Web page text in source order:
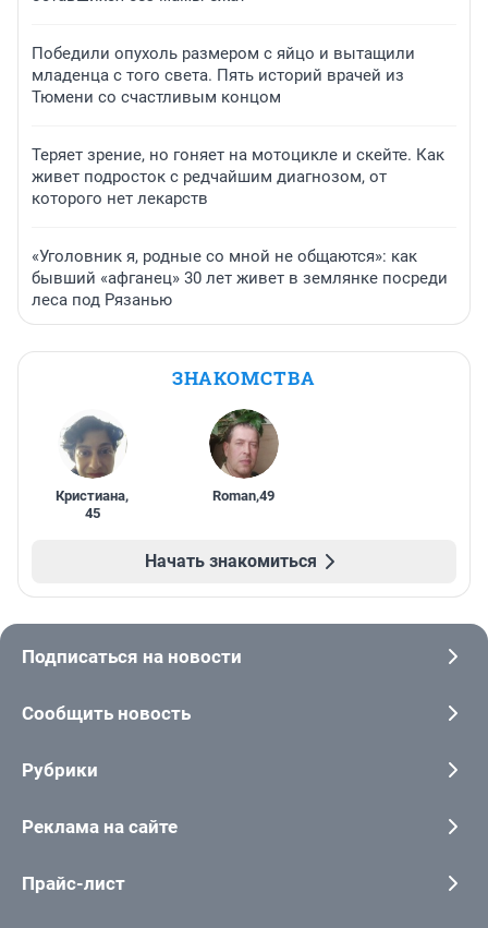
Победили опухоль размером с яйцо и вытащили
младенца с того света. Пять историй врачей из
Тюмени со счастливым концом
Теряет зрение, но гоняет на мотоцикле и скейте. Как
живет подросток с редчайшим диагнозом, от
которого нет лекарств
«Уголовник я, родные со мной не общаются»: как
бывший «афганец» 30 лет живет в землянке посреди
леса под Рязанью
ЗНАКОМСТВА
Кристиана,
45
Roman,49
Начать знакомиться
Подписаться на новости
Сообщить новость
Рубрики
Реклама на сайте
Прайс-лист